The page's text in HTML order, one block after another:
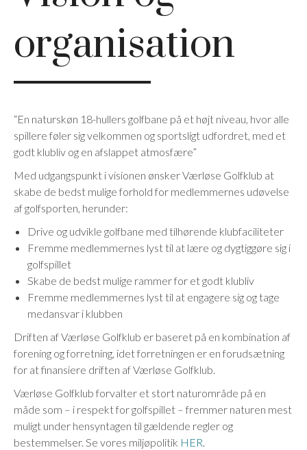
organisation
“En naturskøn 18-hullers golfbane på et højt niveau, hvor alle
spillere føler sig velkommen og sportsligt udfordret, med et
godt klubliv og en afslappet atmosfære”
Med udgangspunkt i visionen ønsker Værløse Golfklub at
skabe de bedst mulige forhold for medlemmernes udøvelse
af golfsporten, herunder:
Drive og udvikle golfbane med tilhørende klubfaciliteter
Fremme medlemmernes lyst til at lære og dygtiggøre sig i
golfspillet
Skabe de bedst mulige rammer for et godt klubliv
Fremme medlemmernes lyst til at engagere sig og tage
medansvar i klubben
Driften af Værløse Golfklub er baseret på en kombination af
forening og forretning, idet forretningen er en forudsætning
for at finansiere driften af Værløse Golfklub.
Værløse Golfklub forvalter et stort naturområde på en
måde som – i respekt for golfspillet – fremmer naturen mest
muligt under hensyntagen til gældende regler og
bestemmelser. Se vores miljøpolitik HER.